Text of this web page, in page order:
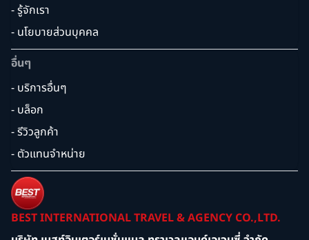
- รู้จักเรา
- นโยบายส่วนบุคคล
อื่นๆ
- บริการอื่นๆ
- บล็อก
- รีวิวลูกค้า
- ตัวแทนจำหน่าย
BEST INTERNATIONAL TRAVEL & AGENCY CO.,LTD.